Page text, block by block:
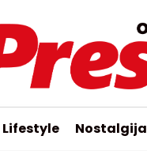
Lifestyle Nostalgija